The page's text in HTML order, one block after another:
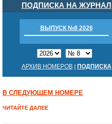
ПОДПИСКА НА ЖУРНАЛ
ВЫПУСК №8 2026
АРХИВ НОМЕРОВ| ПОДПИСКА
В СЛЕДУЮЩЕМ НОМЕРЕ
ЧИТАЙТЕ ДАЛЕЕ